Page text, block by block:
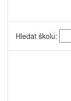
Hledat školu: